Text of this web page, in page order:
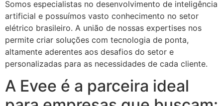
Somos especialistas no desenvolvimento de inteligência
artificial e possuímos vasto conhecimento no setor
elétrico brasileiro. A união de nossas expertises nos
permite criar soluções com tecnologia de ponta,
altamente aderentes aos desafios do setor e
personalizadas para as necessidades de cada cliente.
A Evee é a parceira ideal